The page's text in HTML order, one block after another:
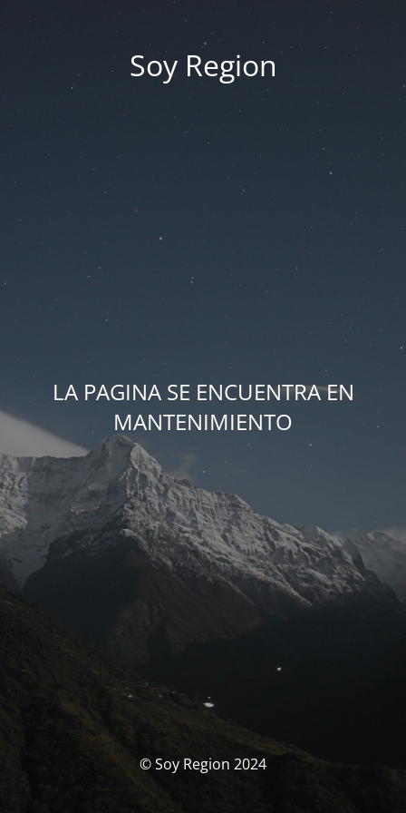
Soy Region
LA PAGINA SE ENCUENTRA EN
MANTENIMIENTO
© Soy Region 2024